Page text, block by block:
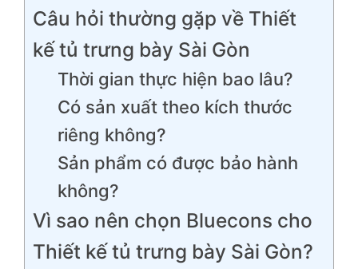
Câu hỏi thường gặp về Thiết
kế tủ trưng bày Sài Gòn
Thời gian thực hiện bao lâu?
Có sản xuất theo kích thước
riêng không?
Sản phẩm có được bảo hành
không?
Vì sao nên chọn Bluecons cho
Thiết kế tủ trưng bày Sài Gòn?